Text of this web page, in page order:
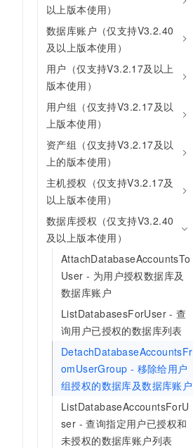
以上版本使用）
数据库账户（仅支持V3.2.40
及以上版本使用）
用户（仅支持V3.2.17及以上
版本使用）
用户组（仅支持V3.2.17及以
上版本使用）
资产组（仅支持V3.2.17及以
上的版本使用）
主机授权（仅支持V3.2.17及
以上版本使用）
数据库授权（仅支持V3.2.40
及以上版本使用）
AttachDatabaseAccountsTo
User - 为用户授权数据库及
数据库账户
ListDatabasesForUser - 查
询用户已授权的数据库列表
DetachDatabaseAccountsFr
omUserGroup - 移除给用户
组授权的数据库及数据库账户
ListDatabaseAccountsForU
ser - 查询指定用户已授权和
未授权的数据库账户列表